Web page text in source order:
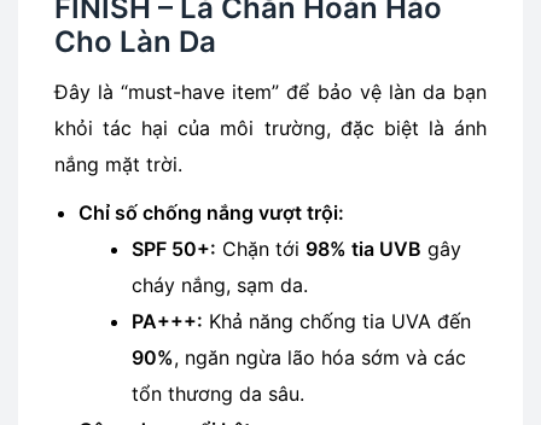
FINISH – Lá Chắn Hoàn Hảo
Cho Làn Da
Đây là “must-have item” để bảo vệ làn da bạn
khỏi tác hại của môi trường, đặc biệt là ánh
nắng mặt trời.
Chỉ số chống nắng vượt trội:
SPF 50+: Chặn tới 98% tia UVB gây
cháy nắng, sạm da.
PA+++: Khả năng chống tia UVA đến
90%, ngăn ngừa lão hóa sớm và các
tổn thương da sâu.